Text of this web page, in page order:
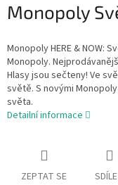
Monopoly
Monopoly HERE & NOW:
Monopoly.
Hlasy jsou sečteny! Ve
světě. S novými
světa.
Detailní informace
ZEPTAT SE